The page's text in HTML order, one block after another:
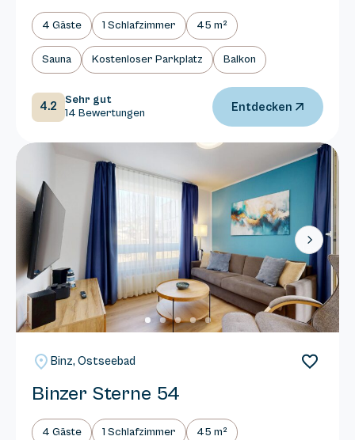
4 Gäste 1 Schlafzimmer 45 m²
Sauna Kostenloser Parkplatz Balkon
4.2
Sehr gut
14 Bewertungen
Entdecken
Next
Binz, Ostseebad
Binzer Sterne 54
4 Gäste 1 Schlafzimmer 45 m²